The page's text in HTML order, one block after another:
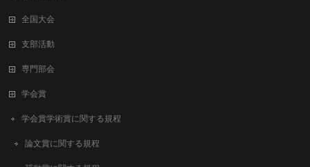
全国大会
支部活動
専門部会
学会賞
学会賞学術賞に関する規程
論文賞に関する規程